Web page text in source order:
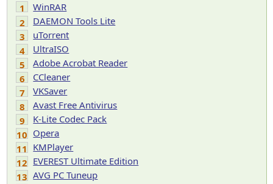
1
WinRAR
2
DAEMON Tools Lite
3
uTorrent
4
UltraISO
5
Adobe Acrobat Reader
6
CCleaner
7
VKSaver
8
Avast Free Antivirus
9
K-Lite Codec Pack
10 Opera
11 KMPlayer
12 EVEREST Ultimate Edition
13 AVG PC Tuneup